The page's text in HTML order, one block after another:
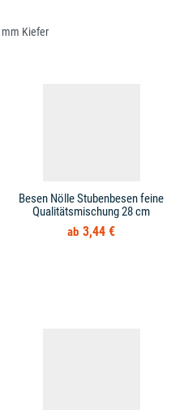
Kiefer
Besen Nölle Stubenbesen feine
Qualitätsmischung 28 cm
3,44 €